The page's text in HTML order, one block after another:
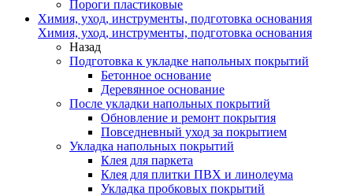
Пороги пластиковые
Химия, уход, инструменты, подготовка основания
Химия, уход, инструменты, подготовка основания
Назад
Подготовка к укладке напольных покрытий
Бетонное основание
Деревянное основание
После укладки напольных покрытий
Обновление и ремонт покрытия
Повседневный уход за покрытием
Укладка напольных покрытий
Клея для паркета
Клея для плитки ПВХ и линолеума
Укладка пробковых покрытий